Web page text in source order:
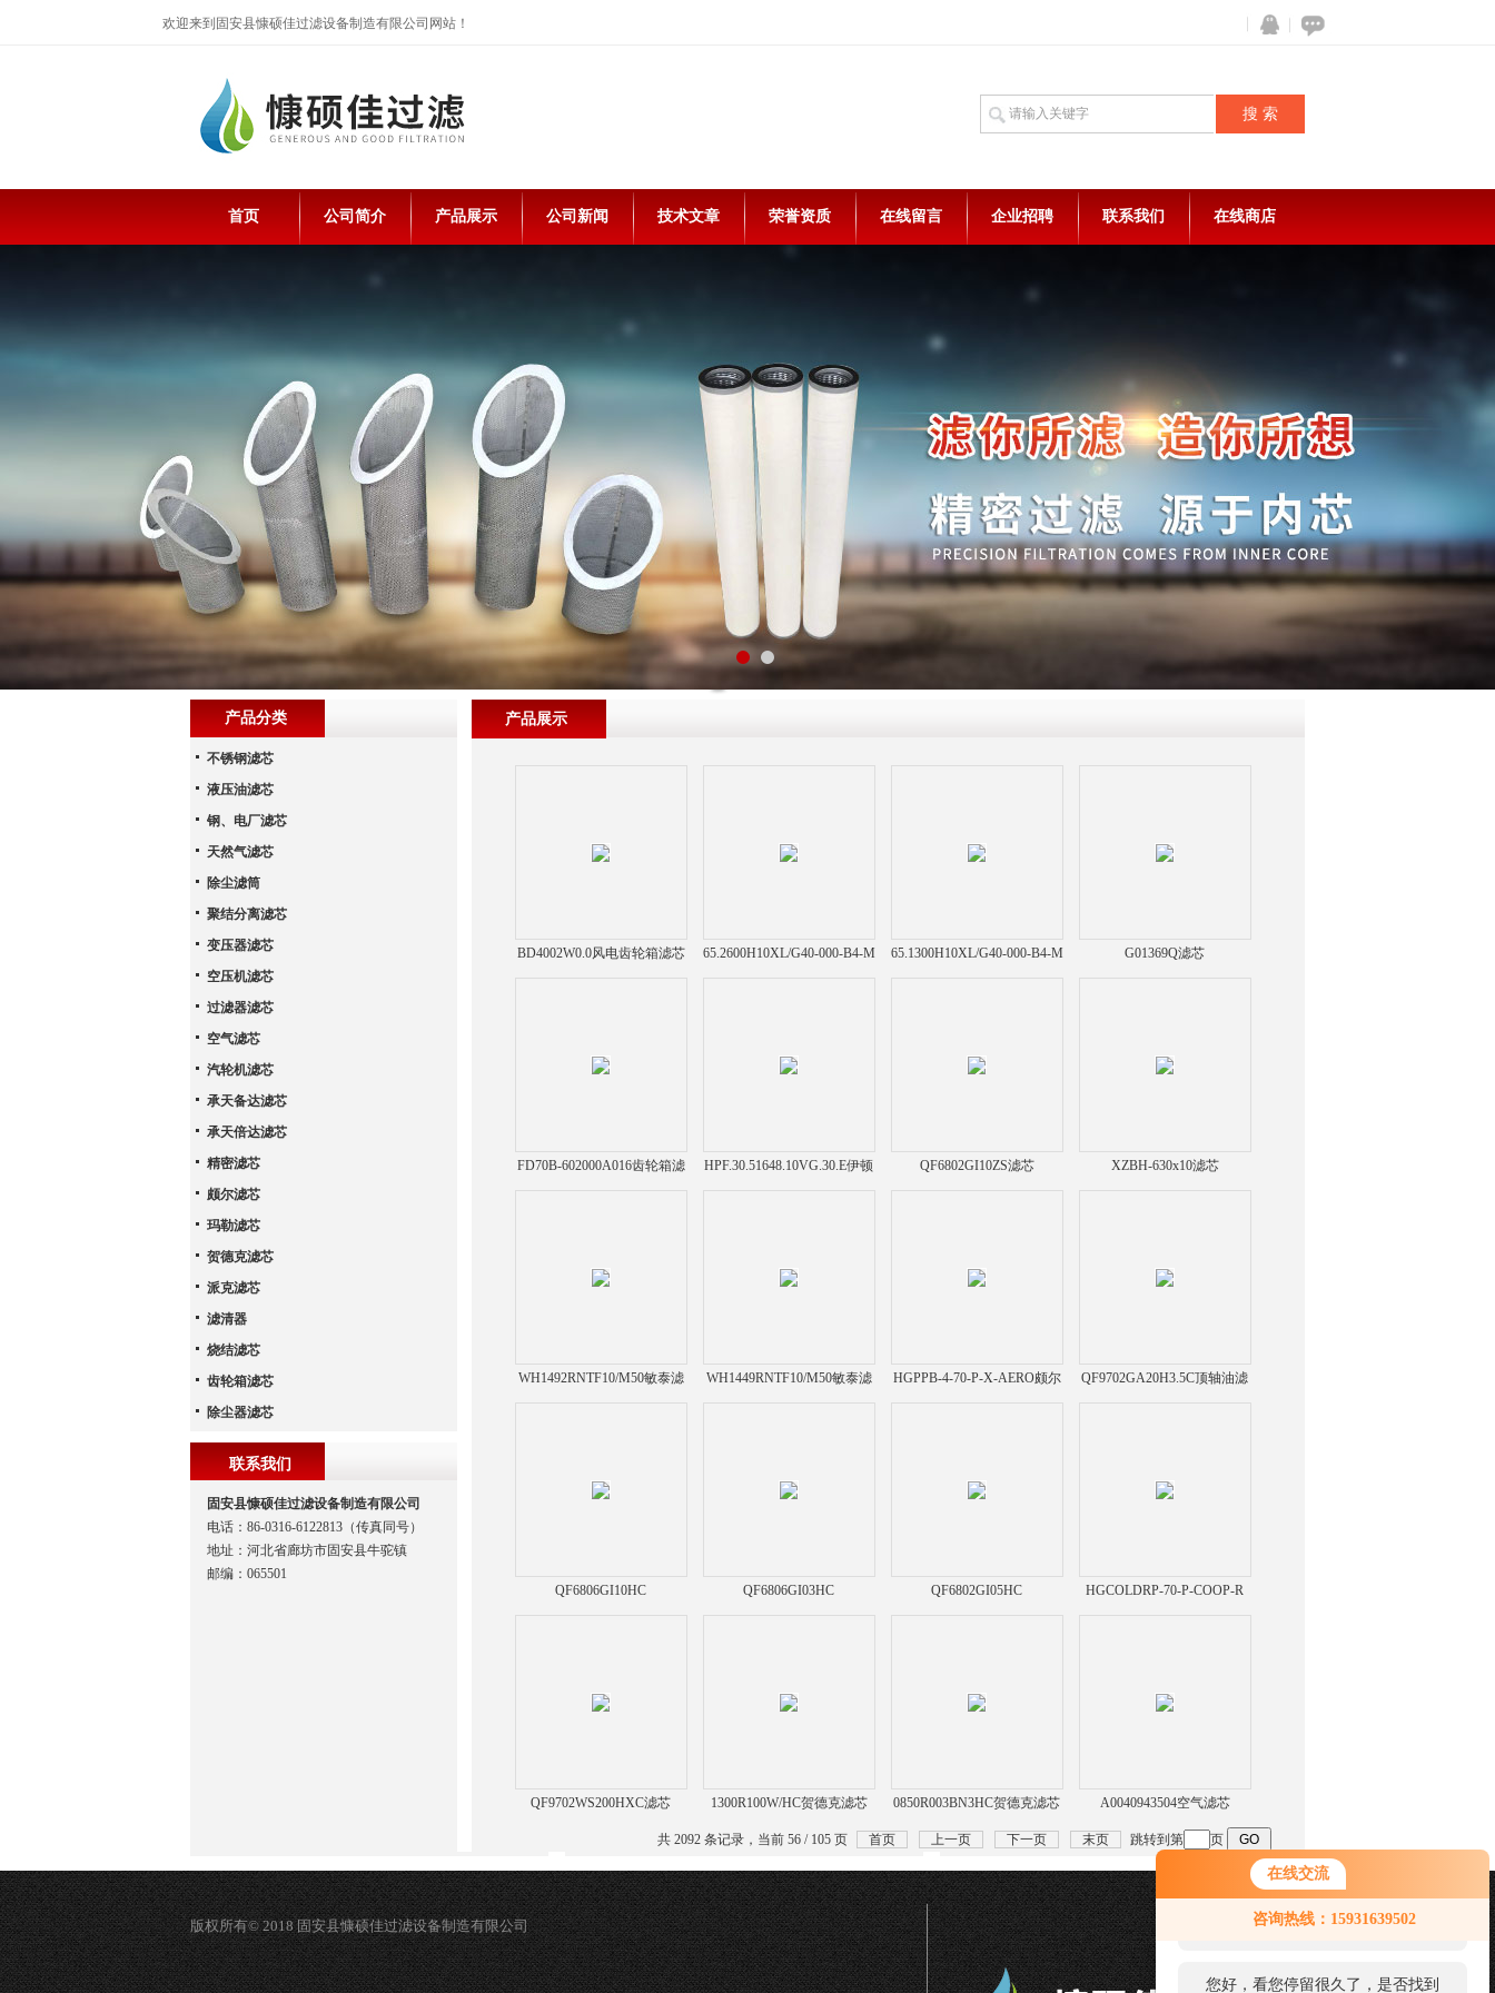
在线交流
咨询热线：15931639502
您好！欢迎前来咨询，很高兴为您
服务，请问您要咨询什么问题呢？
您好，看您停留很久了，是否找到
欢迎来到固安县慷硕佳过滤设备制造有限公司网站！
在线咨
QQ
首页 公司简介 产品展示 公司新闻 技术文章 荣誉资质 在线留言 企业招聘 联系我们 在线商店
产品展示
BD4002W0.0风电齿轮箱滤芯
65.2600H10XL/G40-000-B4-M
65.1300H10XL/G40-000-B4-M
G01369Q滤芯
FD70B-602000A016齿轮箱滤
HPF.30.51648.10VG.30.E伊顿
QF6802GI10ZS滤芯 XZBH-630x10滤芯
WH1492RNTF10/M50敏泰滤
WH1449RNTF10/M50敏泰滤
HGPPB-4-70-P-X-AERO颇尔
QF9702GA20H3.5C顶轴油滤
QF6806GI10HC QF6806GI03HC QF6802GI05HC HGCOLDRP-70-P-COOP-R
QF9702WS200HXC滤芯 1300R100W/HC贺德克滤芯 0850R003BN3HC贺德克滤芯 A0040943504空气滤芯
共 2092 条记录，当前 56 / 105 页 首页 上一页 下一页 末页 跳转到第 页
产品分类
不锈钢滤芯
液压油滤芯
钢、电厂滤芯
天然气滤芯
除尘滤筒
聚结分离滤芯
变压器滤芯
空压机滤芯
过滤器滤芯
空气滤芯
汽轮机滤芯
承天备达滤芯
承天倍达滤芯
精密滤芯
颇尔滤芯
玛勒滤芯
贺德克滤芯
派克滤芯
滤清器
烧结滤芯
齿轮箱滤芯
除尘器滤芯
联系我们
固安县慷硕佳过滤设备制造有限公司
电话：86-0316-6122813（传真同号）
地址：河北省廊坊市固安县牛驼镇
邮编：065501
版权所有© 2018 固安县慷硕佳过滤设备制造有限公司